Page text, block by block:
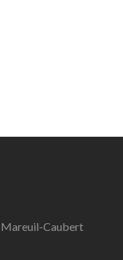
Mareuil-Caubert